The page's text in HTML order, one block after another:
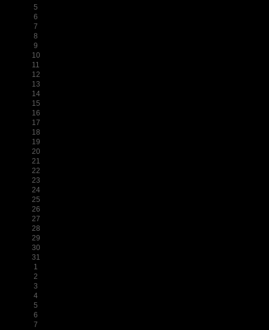
5
6
7
8
9
10
11
12
13
14
15
16
17
18
19
20
21
22
23
24
25
26
27
28
29
30
31
1
2
3
4
5
6
7